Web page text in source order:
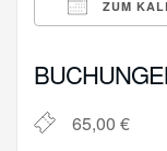
ZUM
65,00 €